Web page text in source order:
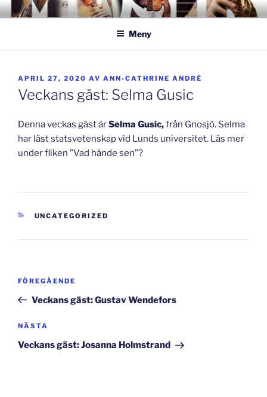
Hoppa
till
GISLAVEDMUSIKESTET
– här formas framtiden!
Meny
PUBLICERAT
APRIL 27, 2020 AV ANN-CATHRINE ANDRÉ
Veckans gäst: Selma Gusic
Denna veckas gäst ärSelma Gusic,från Gnosjö. Selma
har läst statsvetenskap vid Lunds universitet. Läs mer
under fliken ”Vad hände sen”?
KATEGORIER
UNCATEGORIZED
Inläggsnavigering
Föregående
inlägg
FÖREGÅENDE
Veckans gäst: Gustav Wendefors
Nästa
inlägg
NÄSTA
Veckans gäst: Josanna Holmstrand